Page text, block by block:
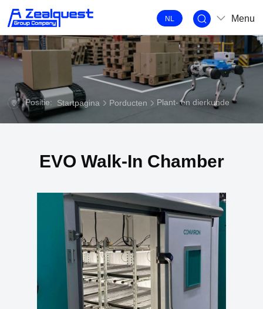
NL Menu
Positie: Startpagina Porducten Plant- en dierkunde
EVO Walk-In Chamber